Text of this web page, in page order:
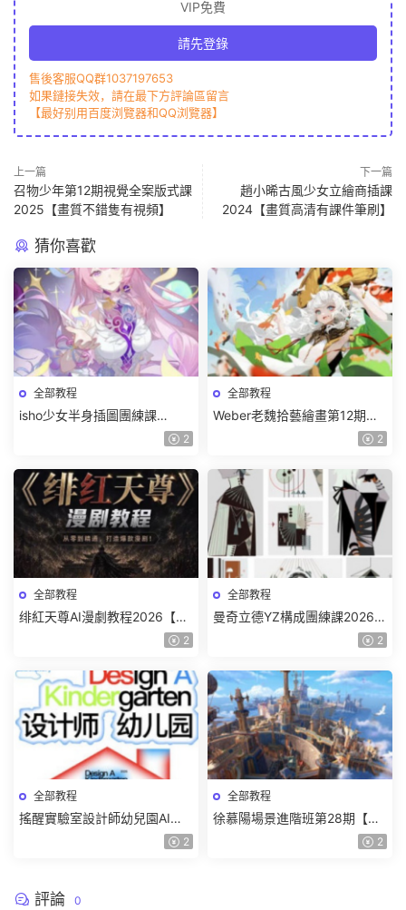
VIP免費
請先登錄
售後客服QQ群1037197653
如果鏈接失效，請在最下方評論區留言
【最好别用百度浏覽器和QQ浏覽器】
上一篇
召物少年第12期視覺全案版式課
2025【畫質不錯隻有視頻】
下一篇
趙小晞古風少女立繪商插課
2024【畫質高清有課件筆刷】
猜你喜歡
全部教程
isho少女半身插圖團練課
2026【畫質高清隻有視頻】 2
全部教程
Weber老魏拾藝繪畫第12期角
色特訓班【畫質不錯隻有視
2
全部教程
绯紅天尊AI漫劇教程2026【畫
2
全部教程
曼奇立德YZ構成團練課2026年
8月已結課【畫質高清有課件】
2
全部教程
搖醒實驗室設計師幼兒園AI軟
件基礎課2025【畫質不錯有素
2
全部教程
徐慕陽場景進階班第28期【畫
2
評論 0